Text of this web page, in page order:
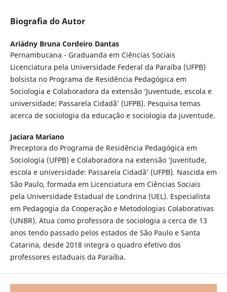
Biografia do Autor
Ariádny Bruna Cordeiro Dantas
Pernambucana - Graduanda em Ciências Sociais
Licenciatura pela Universidade Federal da Paraíba (UFPB)
bolsista no Programa de Residência Pedagógica em
Sociologia e Colaboradora da extensão ‘Juventude, escola e
universidade: Passarela Cidadã’ (UFPB). Pesquisa temas
acerca de sociologia da educação e sociologia da juventude.
Jaciara Mariano
Preceptora do Programa de Residência Pedagógica em
Sociologia (UFPB) e Colaboradora na extensão ‘Juventude,
escola e universidade: Passarela Cidadã’ (UFPB). Nascida em
São Paulo, formada em Licenciatura em Ciências Sociais
pela Universidade Estadual de Londrina (UEL). Especialista
em Pedagogia da Cooperação e Metodologias Colaborativas
(UNBR). Atua como professora de sociologia a cerca de 13
anos tendo passado pelos estados de São Paulo e Santa
Catarina, desde 2018 integra o quadro efetivo dos
professores estaduais da Paraíba.